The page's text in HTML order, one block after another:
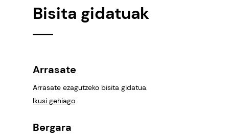
Bisita gidatuak
Arrasate
Arrasate ezagutzeko bisita gidatua.
Ikusi gehiago
Bergara